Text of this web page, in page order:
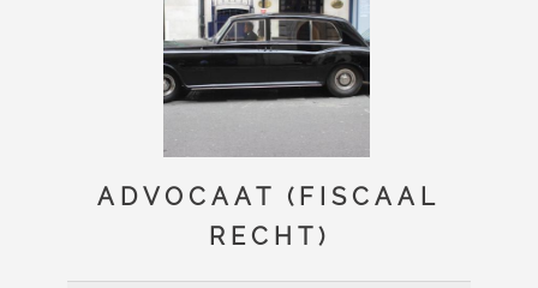
ADVOCAAT (FISCAAL
RECHT)